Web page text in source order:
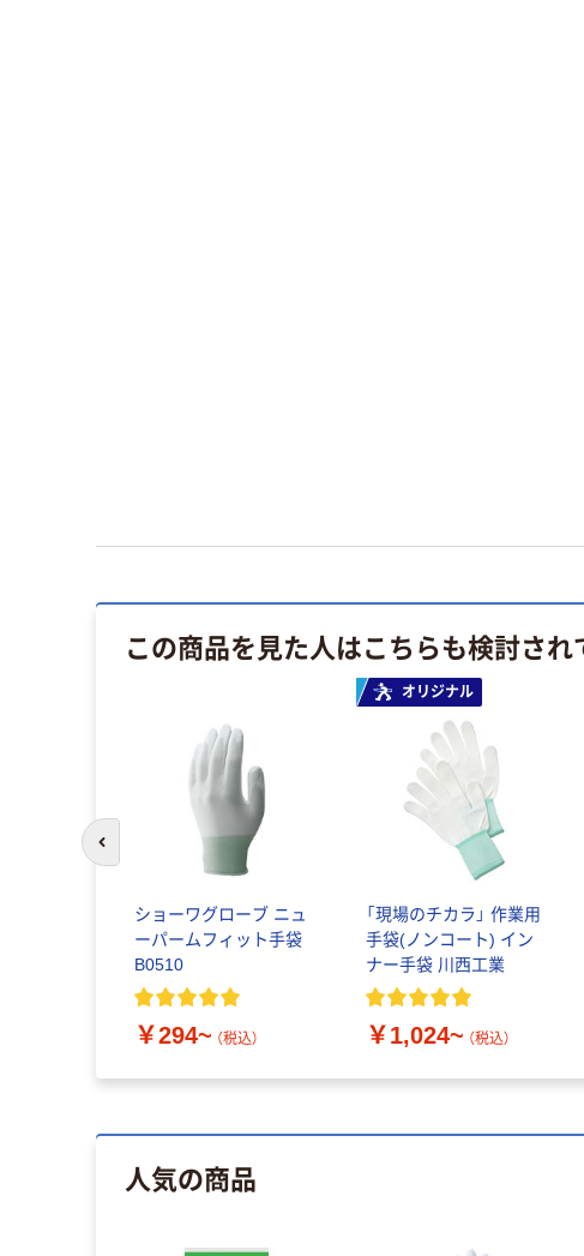
この商品を見た人はこちらも検討され
ショーワグローブ ニュ
ーパームフィット手袋
B0510
￥294~ （税込）
オリジナル
「現場のチカラ」 作業用
手袋(ノンコート) イン
ナー手袋 川西工業
￥1,024~ （税込）
前のスライドへ
人気の商品